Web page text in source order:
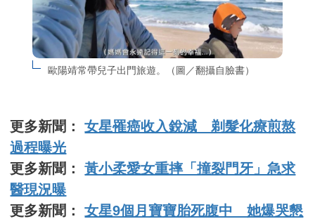
歐陽靖常帶兒子出門旅遊。（圖／翻攝自臉書）
更多新聞：女星罹癌收入銳減 剃髮化療煎熬
過程曝光
更多新聞：黃小柔愛女重摔「撞裂門牙」急求
醫現況曝
更多新聞：女星9個月寶寶胎死腹中 她爆哭懇